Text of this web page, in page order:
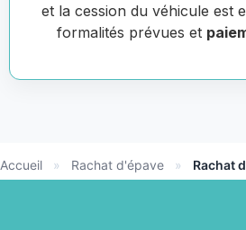
et la cession du véhicule est
formalités prévues et
Accueil » Rachat d'épave » Rachat